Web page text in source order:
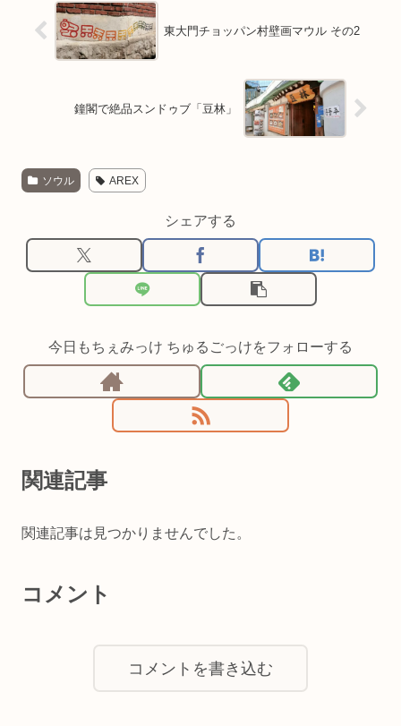
東大門チョッパン村壁画マウル その2
鐘閣で絶品スンドゥブ「豆林」
ソウル AREX
シェアする
今日もちぇみっけ ちゅるごっけをフォローする
関連記事
関連記事は見つかりませんでした。
コメント
コメントを書き込む